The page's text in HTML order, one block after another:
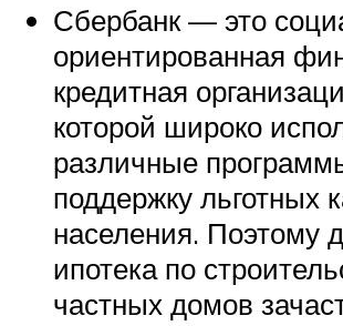
Сбербанк — это
ориентированная
кредитная
которой широко
различные
поддержку льготных
населения. Поэтому
ипотека по
частных домов